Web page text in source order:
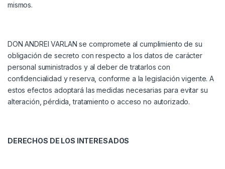
mismos.
DON ANDREI VARLAN se compromete al cumplimiento de su
obligación de secreto con respecto a los datos de carácter
personal suministrados y al deber de tratarlos con
confidencialidad y reserva, conforme a la legislación vigente. A
estos efectos adoptará las medidas necesarias para evitar su
alteración, pérdida, tratamiento o acceso no autorizado.
DERECHOS DE LOS INTERESADOS